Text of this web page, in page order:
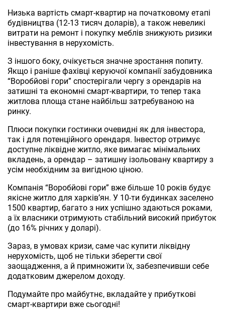
Низька вартість смарт-квартир на початковому етапі
будівництва (12-13 тисяч доларів), а також невеликі
витрати на ремонт і покупку меблів знижують ризики
інвестування в нерухомість.
З іншого боку, очікується значне зростання попиту.
Якщо і раніше фахівці керуючої компанії забудовника
“Воробйові гори” спостерігали чергу з орендарів на
затишні та економні смарт-квартири, то тепер така
житлова площа стане найбільш затребуваною на
ринку.
Плюси покупки гостинки очевидні як для інвестора,
так і для потенційного орендаря. Інвестор отримує
доступне ліквідне житло, яке вимагає мінімальних
вкладень, а орендар – затишну ізольовану квартиру з
усім необхідним за вигідною ціною.
Компанія “Воробйові гори” вже більше 10 років будує
якісне житло для харків’ян. У 10-ти будинках заселено
1500 квартир, багато з них успішно здаються роками,
а їх власники отримують стабільний високий прибуток
(до 16% річних у доларі).
Зараз, в умовах кризи, саме час купити ліквідну
нерухомість, щоб не тільки зберегти свої
заощадження, а й примножити їх, забезпечивши себе
додатковим джерелом доходу.
Подумайте про майбутнє, вкладайте у прибуткові
смарт-квартири вже сьогодні!